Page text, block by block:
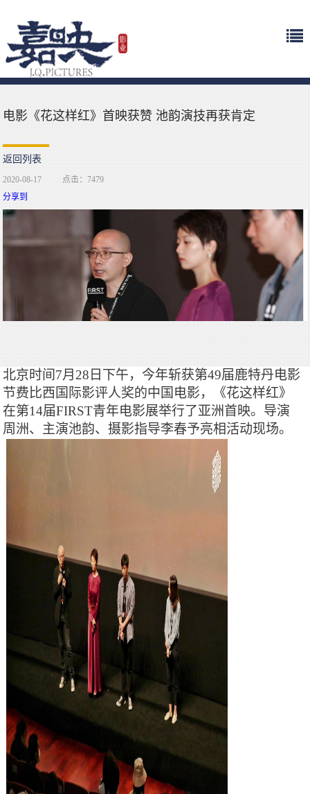
电影《花这样红》首映获赞 池韵演技再获肯定
返回列表
2020-08-17
点击：7479
分享到
北京时间 7月28日下午，今年斩获第49届鹿特丹电影
节费比西国际影评人奖的中国电影，《花这样红》
在第14届FIRST青年电影展举行了亚洲首映。导演
周洲、主演池韵、摄影指导李春予亮相活动现场。